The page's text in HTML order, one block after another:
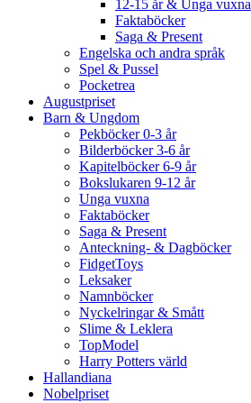
12-15 år & Unga vuxna
Faktaböcker
Saga & Present
Engelska och andra språk
Spel & Pussel
Pocketrea
Augustpriset
Barn & Ungdom
Pekböcker 0-3 år
Bilderböcker 3-6 år
Kapitelböcker 6-9 år
Bokslukaren 9-12 år
Unga vuxna
Faktaböcker
Saga & Present
Anteckning- & Dagböcker
FidgetToys
Leksaker
Namnböcker
Nyckelringar & Smått
Slime & Leklera
TopModel
Harry Potters värld
Hallandiana
Nobelpriset